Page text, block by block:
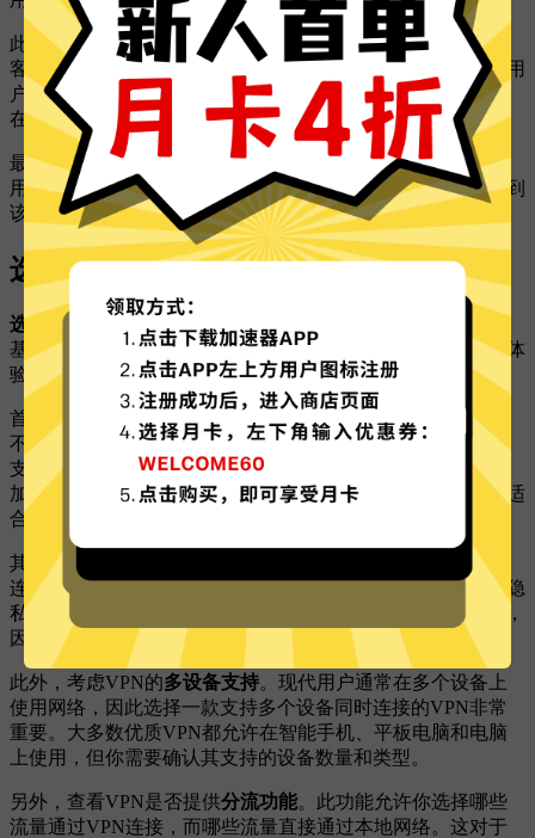
此外，您还可以关注VPN提供的客户支持服务。一个高效的
客户支持团队能够帮助您解决使用过程中的各种问题，提高用
户满意度。啊哈加速器VPN提供24小时在线客服，确保用户
在遇到问题时能够及时得到帮助。
最后，建议您在选择VPN时，先利用其免费试用期来体验其
用户界面和使用效果。通过亲自操作，您可以更直观地感受到
该VPN的优缺点，从而做出明智的选择。
选择VPN时应考虑哪些额外功能？
选择VPN时，额外功能至关重要。
基本的隐私保护和速度之外，额外的功能也会显著影响用户体
验。了解这些额外功能，可以帮助你做出更明智的决策。
首先，考虑VPN的安全协议
。不同的VPN提供商可能会使用
不同的加密协议，如OpenVPN、IKEv2或WireGuard等。选择
支持
强加密
协议的VPN，可以确保你的数据在传输过程中更
加安全。此外，了解这些协议的优缺点，可以帮助你选择最适
合自己需求的选项。
其次，查看VPN是否提供
。这一功能可以在VPN
连接意外断开时，自动切断你的互联网连接，从而保护你的隐
私。没有杀开关的VPN可能会在断开时暴露你的真实IP地址，
因此这一功能的存在非常重要。
此外，考虑VPN的多设备支持。现代用户通常在多个设备上
使用网络，因此选择一款支持多个设备同时连接的VPN非常
重要。大多数优质VPN都允许在智能手机、平板电脑和电脑
上使用，但你需要确认其支持的设备数量和类型。
另外，查看VPN是否提供分流功能。此功能允许你选择哪些
流量通过VPN连接，而哪些流量直接通过本地网络。这对于